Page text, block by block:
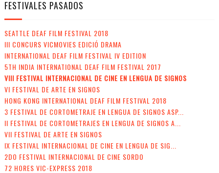
FESTIVALES PASADOS
SEATTLE DEAF FILM FESTIVAL 2018
III CONCURS VICMOVIES EDICIÓ DRAMA
INTERNATIONAL DEAF FILM FESTIVAL IV EDITION
5TH INDIA INTERNATIONAL DEAF FILM FESTIVAL 2017
VIII FESTIVAL INTERNACIONAL DE CINE EN LENGUA DE SIGNOS
VI FESTIVAL DE ARTE EN SIGNOS
HONG KONG INTERNATIONAL DEAF FILM FESTIVAL 2018
3 FESTIVAL DE CORTOMETRAJE EN LENGUA DE SIGNOS ASP...
II FESTIVAL DE CORTOMETRAJES EN LENGUA DE SIGNOS A...
VII FESTIVAL DE ARTE EN SIGNOS
IX FESTIVAL INTERNACIONAL DE CINE EN LENGUA DE SIG...
2DO FESTIVAL INTERNACIONAL DE CINE SORDO
72 HORES VIC-EXPRESS 2018